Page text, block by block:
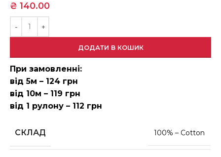
₴ 140.00
ДОДАТИ В КОШИК
При замовленні:
від 5м – 124 грн
від 10м – 119 грн
від 1 рулону – 112 грн
СКЛАД 100% – Cotton